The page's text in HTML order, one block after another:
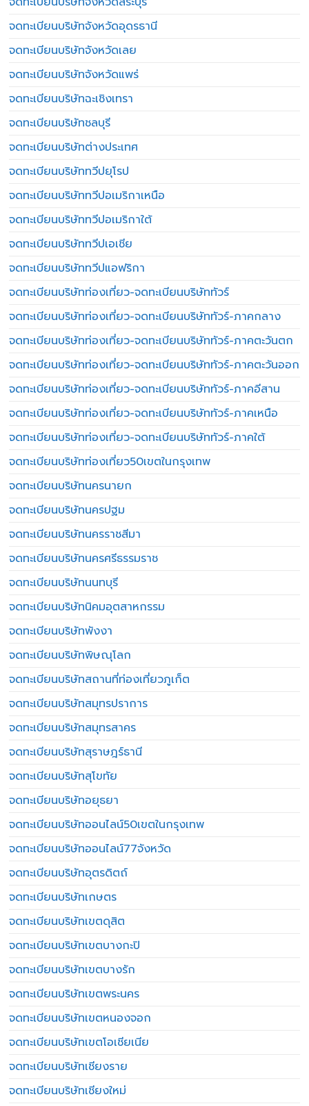
จดทะเบียนบริษัทจังหวัดอุดรธานี
จดทะเบียนบริษัทจังหวัดเลย
จดทะเบียนบริษัทจังหวัดแพร่
จดทะเบียนบริษัทฉะเชิงเทรา
จดทะเบียนบริษัทชลบุรี
จดทะเบียนบริษัทต่างประเทศ
จดทะเบียนบริษัททวีปยุโรป
จดทะเบียนบริษัททวีปอเมริกาเหนือ
จดทะเบียนบริษัททวีปอเมริกาใต้
จดทะเบียนบริษัททวีปเอเชีย
จดทะเบียนบริษัททวีปแอฟริกา
จดทะเบียนบริษัทท่องเที่ยว-จดทะเบียนบริษัททัวร์
จดทะเบียนบริษัทท่องเที่ยว-จดทะเบียนบริษัททัวร์-ภาคกลาง
จดทะเบียนบริษัทท่องเที่ยว-จดทะเบียนบริษัททัวร์-ภาคตะวันตก
จดทะเบียนบริษัทท่องเที่ยว-จดทะเบียนบริษัททัวร์-ภาคตะวันออก
จดทะเบียนบริษัทท่องเที่ยว-จดทะเบียนบริษัททัวร์-ภาคอีสาน
จดทะเบียนบริษัทท่องเที่ยว-จดทะเบียนบริษัททัวร์-ภาคเหนือ
จดทะเบียนบริษัทท่องเที่ยว-จดทะเบียนบริษัททัวร์-ภาคใต้
จดทะเบียนบริษัทท่องเที่ยว50เขตในกรุงเทพ
จดทะเบียนบริษัทนครนายก
จดทะเบียนบริษัทนครปฐม
จดทะเบียนบริษัทนครราชสีมา
จดทะเบียนบริษัทนครศรีธรรมราช
จดทะเบียนบริษัทนนทบุรี
จดทะเบียนบริษัทนิคมอุตสาหกรรม
จดทะเบียนบริษัทพังงา
จดทะเบียนบริษัทพิษณุโลก
จดทะเบียนบริษัทสถานที่ท่องเที่ยวภูเก็ต
จดทะเบียนบริษัทสมุทรปราการ
จดทะเบียนบริษัทสมุทรสาคร
จดทะเบียนบริษัทสุราษฎร์ธานี
จดทะเบียนบริษัทสุโขทัย
จดทะเบียนบริษัทอยุธยา
จดทะเบียนบริษัทออนไลน์50เขตในกรุงเทพ
จดทะเบียนบริษัทออนไลน์77จังหวัด
จดทะเบียนบริษัทอุตรดิตถ์
จดทะเบียนบริษัทเกษตร
จดทะเบียนบริษัทเขตดุสิต
จดทะเบียนบริษัทเขตบางกะปิ
จดทะเบียนบริษัทเขตบางรัก
จดทะเบียนบริษัทเขตพระนคร
จดทะเบียนบริษัทเขตหนองจอก
จดทะเบียนบริษัทเขตโอเชียเนีย
จดทะเบียนบริษัทเชียงราย
จดทะเบียนบริษัทเชียงใหม่